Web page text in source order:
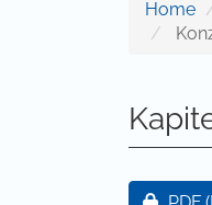
Home